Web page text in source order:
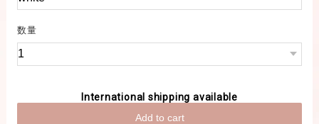
数量
International shipping available
Add to cart